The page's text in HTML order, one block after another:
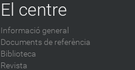
El centre
Informació general
Documents de referència
Biblioteca
Revista